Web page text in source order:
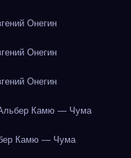
Онегин
Онегин
Онегин
Камю — Чума
Камю — Чума